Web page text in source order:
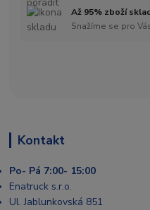
Až 95% zboží
Snažíme se pro
Kontakt
Po- Pá 7:00- 15:00
Enatruck s.r.o.
Ul. Jablunkovská 851